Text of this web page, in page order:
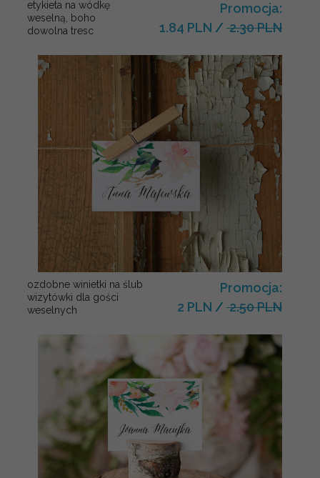
etykieta na wódkę
weselną, boho
dowolna tresc
Promocja:
1.84 PLN / 2.30 PLN
ozdobne winietki na ślub
wizytówki dla gości
weselnych
Promocja:
2 PLN / 2.50 PLN